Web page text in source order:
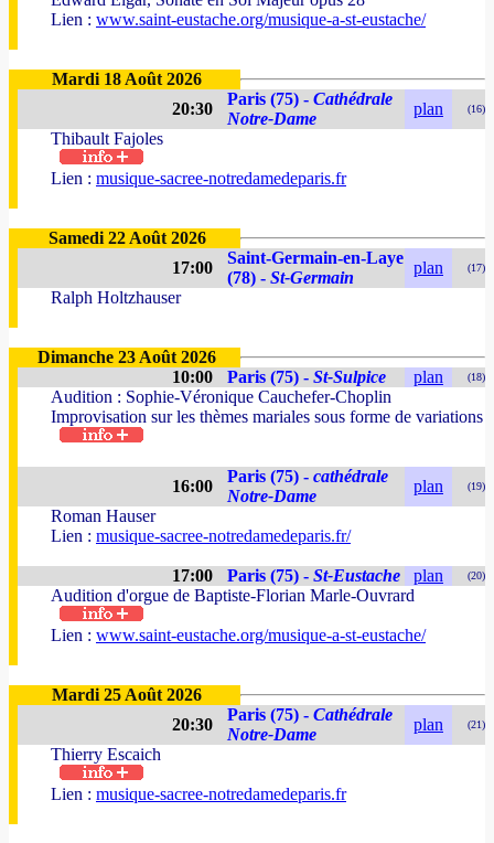
Lien : www.saint-eustache.org/musique-a-st-eustache/
Mardi 18 Août 2026
20:30
Paris (75) - Cathédrale
Notre-Dame
plan (16)
Thibault Fajoles
Lien : musique-sacree-notredamedeparis.fr
Samedi 22 Août 2026
17:00
Saint-Germain-en-Laye
(78) - St-Germain
plan (17)
Ralph Holtzhauser
Dimanche 23 Août 2026
10:00
Paris (75) - St-Sulpice plan (18)
Audition : Sophie-Véronique Cauchefer-Choplin
Improvisation sur les thèmes mariales sous forme de variations
16:00
Paris (75) - cathédrale
Notre-Dame
plan (19)
Roman Hauser
Lien : musique-sacree-notredamedeparis.fr/
17:00 Paris (75) - St-Eustache plan (20)
Audition d'orgue de Baptiste-Florian Marle-Ouvrard
Lien : www.saint-eustache.org/musique-a-st-eustache/
Mardi 25 Août 2026
20:30
Paris (75) - Cathédrale
Notre-Dame
plan (21)
Thierry Escaich
Lien : musique-sacree-notredamedeparis.fr